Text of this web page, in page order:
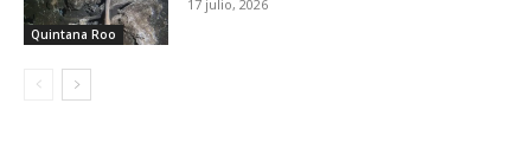
Quintana Roo
17 julio, 2026